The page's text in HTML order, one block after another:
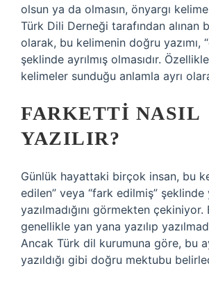
olsun ya da olmasın, önyargı
Türk Dili Derneği tarafından alınan
olarak, bu kelimenin doğru yazımı,
şeklinde ayrılmış olmasıdır.
kelimeler sunduğu anlamla ayrı
FARKETTI NASIL
YAZILIR?
Günlük hayattaki birçok insan, bu
edilen” veya “fark edilmiş” şeklinde
yazılmadığını görmekten çekiniyor.
genellikle yan yana yazılıp
Ancak Türk dil kurumuna göre, bu
yazıldığı gibi doğru mektubu